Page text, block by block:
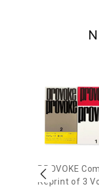
PROVOKE
Reprint of 3